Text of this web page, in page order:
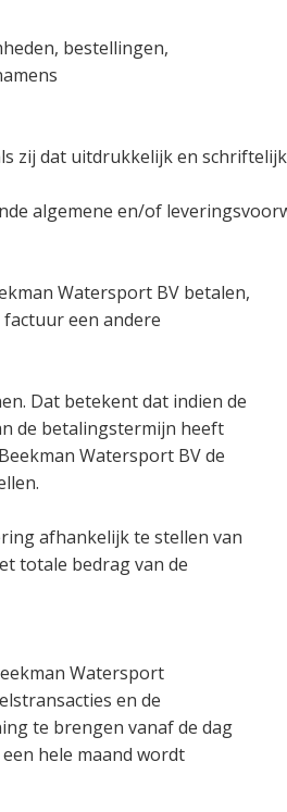
bestellingen,
zij dat uitdrukkelijk en
algemene en/of
Watersport BV betalen,
een andere
Dat betekent dat indien de
de betalingstermijn heeft
Watersport BV de
afhankelijk te stellen van
totale bedrag van de
Watersport
en de
te brengen vanaf de dag
hele maand wordt